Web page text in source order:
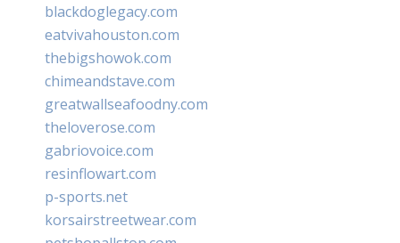
blackdoglegacy.com
eatvivahouston.com
thebigshowok.com
chimeandstave.com
greatwallseafoodny.com
theloverose.com
gabriovoice.com
resinflowart.com
p-sports.net
korsairstreetwear.com